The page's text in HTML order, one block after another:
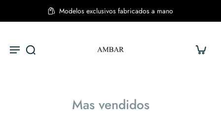
Envíos a todo Chile
Mas vendidos